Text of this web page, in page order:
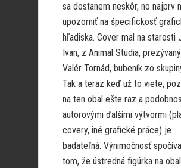
sa dostanem neskôr, no najprv
upozorniť na špecifickosť
hľadiska. Cover mal na starosti
Ivan, z Animal Studia,
Valér Tornád, bubeník zo
Tak a teraz keď už to viete,
na ten obal ešte raz a
autorovými ďalšími výtvormi
covery, iné grafické práce) je
badateľná. Výnimočnosť
tom, že ústredná figúrka na